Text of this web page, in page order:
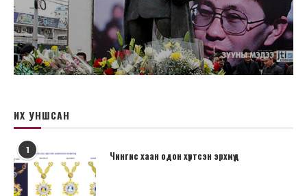
ИХ УНШСАН
1 Чингис хаан одон хүртсэн эрхмүүд